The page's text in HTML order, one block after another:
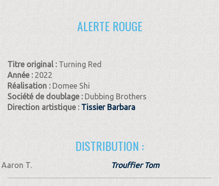
ALERTE ROUGE
Titre original : Turning Red
Année : 2022
Réalisation :Domee Shi
Société de doublage :Dubbing Brothers
Direction artistique : Tissier Barbara
DISTRIBUTION :
Aaron T. Trouffier Tom